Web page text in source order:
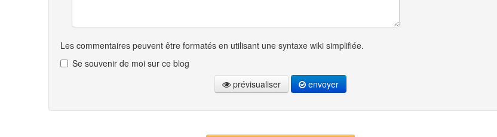
Les commentaires peuvent être formatés en utilisant une syntaxe wiki simplifiée.
Se souvenir de moi sur ce blog
prévisualiser
envoyer